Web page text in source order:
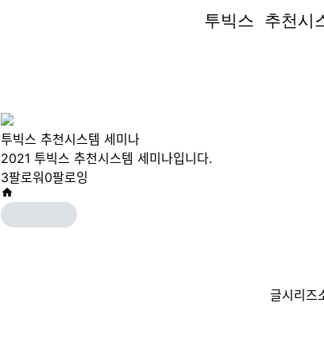
투빅스 추천시
투빅스 추천시
투빅스 추천시스템 세미나
2021 투빅스 추천시스템 세미나입니다.
3팔로워 0팔로잉
글시리즈